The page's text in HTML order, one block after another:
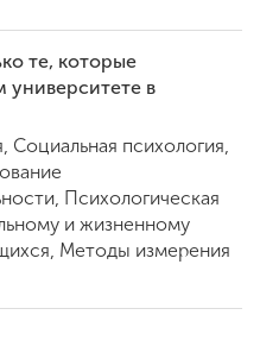
те, которые
в
Социальная психология,
Психологическая
и жизненному
Методы измерения